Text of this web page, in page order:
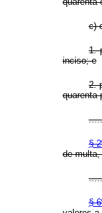
c)
1.
inciso; e
2.
quarenta
§
de multa,
§